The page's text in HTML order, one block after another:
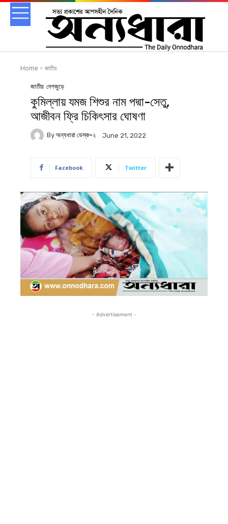
Home জাতীয়
জাতীয় দেশজুড়ে
কুমিল্লায় যমজ শিশুর নাম পদ্মা-সেতু,
আজীবন ফ্রি চিকিৎসার ঘোষণা
By অন্যধারা ডেস্ক-২ June 21, 2022
Facebook Twitter
- Advertisement -